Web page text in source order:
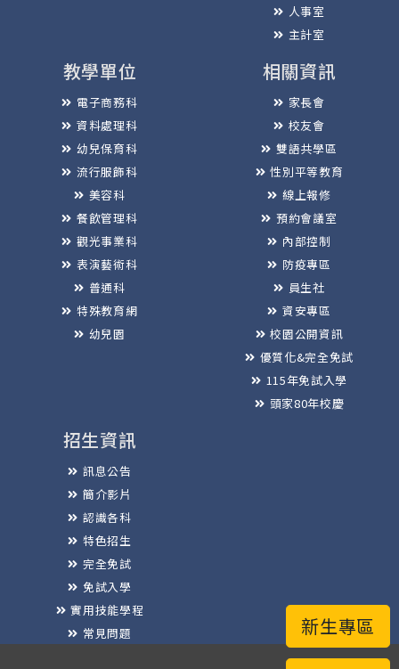
新生專區
人事室
主計室
教學單位
電子商務科
資料處理科
幼兒保育科
流行服飾科
美容科
餐飲管理科
觀光事業科
表演藝術科
普通科
特殊教育網
幼兒園
相關資訊
家長會
校友會
雙語共學區
性別平等教育
線上報修
預約會議室
內部控制
防疫專區
員生社
資安專區
校園公開資訊
優質化&完全免試
115年免試入學
頭家80年校慶
招生資訊
訊息公告
簡介影片
認識各科
特色招生
完全免試
免試入學
實用技能學程
常見問題